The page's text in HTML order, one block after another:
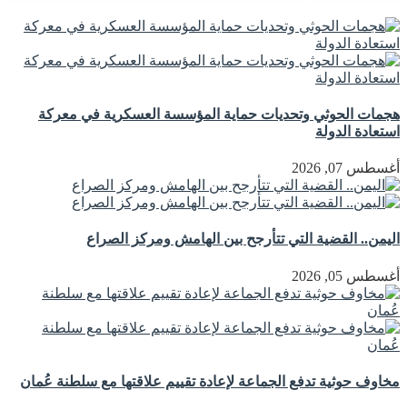
هجمات الحوثي وتحديات حماية المؤسسة العسكرية في معركة
استعادة الدولة
أغسطس 07, 2026
اليمن.. القضية التي تتأرجح بين الهامش ومركز الصراع
أغسطس 05, 2026
مخاوف حوثية تدفع الجماعة لإعادة تقييم علاقتها مع سلطنة عُمان